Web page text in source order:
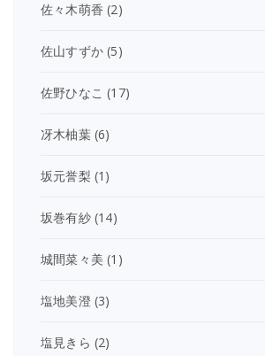
佐々木萌香 (2)
佐山すずか (5)
佐野ひなこ (17)
冴木柚葉(6)
坂元誉梨 (1)
坂巻有紗(14)
城間菜々美 (1)
塩地美澄(3)
塩見きら (2)